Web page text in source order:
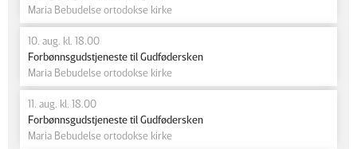
Maria Bebudelse ortodokse kirke
10. aug. kl. 18.00
Forbønnsgudstjeneste til Gudfødersken
Maria Bebudelse ortodokse kirke
11. aug. kl. 18.00
Forbønnsgudstjeneste til Gudfødersken
Maria Bebudelse ortodokse kirke